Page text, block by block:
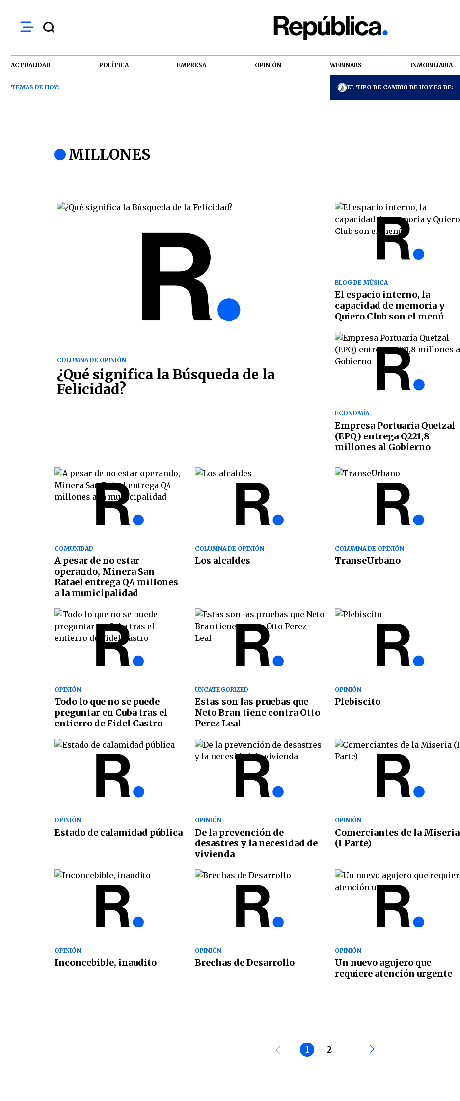
ACTUALIDAD POLÍTICA EMPRESA OPINIÓN WEBINARS INMOBILIARIA
TEMAS DE HOY: EL TIPO DE CAMBIO DE HOY ES DE:
MILLONES
COLUMNA DE OPINIÓN
¿Qué significa la Búsqueda de la
Felicidad?
BLOG DE MÚSICA
El espacio interno, la
capacidad de memoria y
Quiero Club son el menú
ECONOMÍA
Empresa Portuaria Quetzal
(EPQ) entrega Q221,8
millones al Gobierno
COMUNIDAD
A pesar de no estar
operando, Minera San
Rafael entrega Q4 millones
a la municipalidad
COLUMNA DE OPINIÓN
Los alcaldes
COLUMNA DE OPINIÓN
TranseUrbano
OPINIÓN
Todo lo que no se puede
preguntar en Cuba tras el
entierro de Fidel Castro
UNCATEGORIZED
Estas son las pruebas que
Neto Bran tiene contra Otto
Perez Leal
OPINIÓN
Plebiscito
OPINIÓN
Estado de calamidad pública
OPINIÓN
De la prevención de
desastres y la necesidad de
vivienda
OPINIÓN
Comerciantes de la Miseria
(I Parte)
OPINIÓN
Inconcebible, inaudito
OPINIÓN
Brechas de Desarrollo
OPINIÓN
Un nuevo agujero que
requiere atención urgente
1 2